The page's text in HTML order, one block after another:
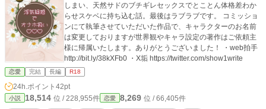
しまい、天然サドのブチギレセックスでとことん体格差わか
らせスケベに持ち込む話。最後はラブラブです。 コミッショ
ンにて執筆させていただいた作品で、キャラクターのお名前
は変更しておりますが世界観やキャラ設定の著作はご依頼主
様に帰属いたします。ありがとうございました！ ・web拍手
http://bit.ly/38kXFb0 ・X垢 https://twitter.com/show1write
恋愛 完結 長編 R18
24h.ポイント 42pt
小説 18,514 位 / 228,955件 恋愛 8,269 位 / 66,405件